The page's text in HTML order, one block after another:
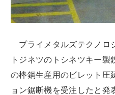
プライメタルズテクノロ
トジネツのトシネツキー
の棒鋼生産用のビレット圧
ョン鋸断機を受注したと発